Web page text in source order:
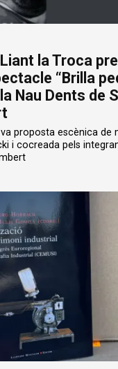
la Troca
“Brilla
Nau Dents de
proposta escènica de
i cocreada pels